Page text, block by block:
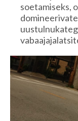
soetamiseks,